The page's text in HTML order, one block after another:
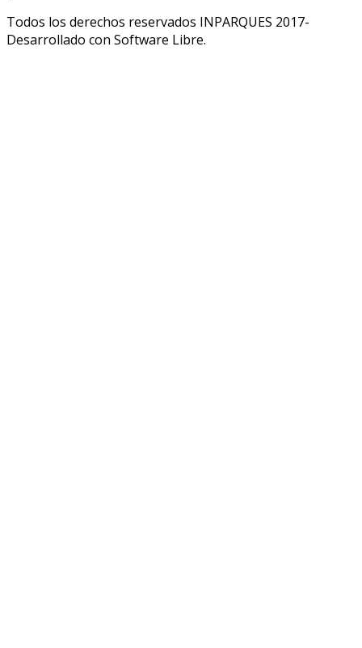
Todos los derechos reservados INPARQUES 2017-
Desarrollado con Software Libre.